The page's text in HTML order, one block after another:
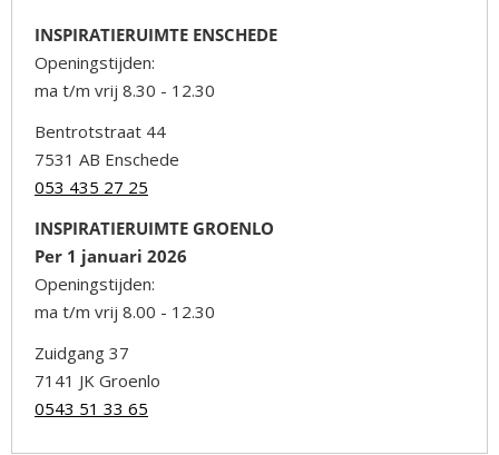
INSPIRATIERUIMTE ENSCHEDE
Openingstijden:
ma t/m vrij 8.30 - 12.30
Bentrotstraat 44
7531 AB Enschede
053 435 27 25
INSPIRATIERUIMTE GROENLO
Per 1 januari 2026
Openingstijden:
ma t/m vrij 8.00 - 12.30
Zuidgang 37
7141 JK Groenlo
0543 51 33 65